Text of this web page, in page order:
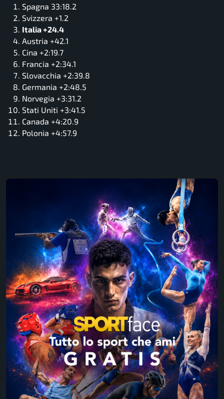
Spagna 33:18.2
Svizzera +1.2
Italia +24.4
Austria +42.1
Cina +2:19.7
Francia +2:34.1
Slovacchia +2:39.8
Germania +2:48.5
Norvegia +3:31.2
Stati Uniti +3:41.5
Canada +4:20.9
Polonia +4:57.9